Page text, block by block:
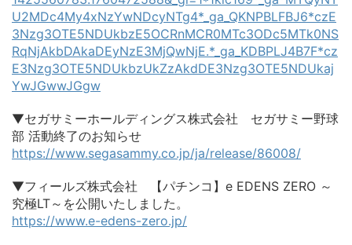
U2MDc4My4xNzYwNDcyNTg4*_ga_QKNPBLFBJ6*czE
3Nzg3OTE5NDUkbzE5OCRnMCR0MTc3ODc5MTk0NS
RqNjAkbDAkaDEyNzE3MjQwNjE.*_ga_KDBPLJ4B7F*cz
E3Nzg3OTE5NDUkbzUkZzAkdDE3Nzg3OTE5NDUkaj
YwJGwwJGgw
▼セガサミーホールディングス株式会社 セガサミー野球
部 活動終了のお知らせ
https://www.segasammy.co.jp/ja/release/86008/
▼フィールズ株式会社 【パチンコ】e EDENS ZERO ～
究極LT～を公開いたしました。
https://www.e-edens-zero.jp/